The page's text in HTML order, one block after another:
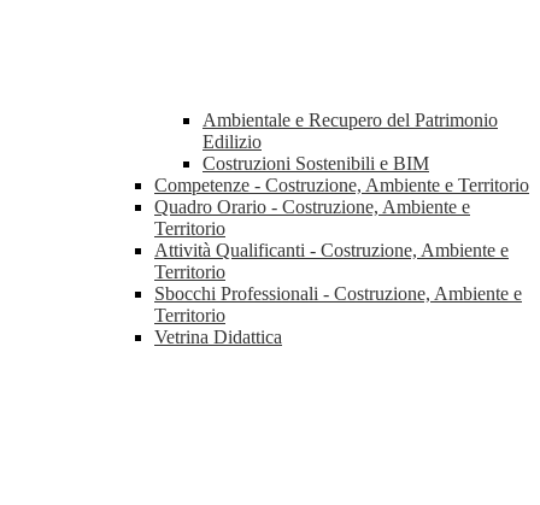
Ambientale e Recupero del Patrimonio
Edilizio
Costruzioni Sostenibili e BIM
Competenze - Costruzione, Ambiente e Territorio
Quadro Orario - Costruzione, Ambiente e
Territorio
Attività Qualificanti - Costruzione, Ambiente e
Territorio
Sbocchi Professionali - Costruzione, Ambiente e
Territorio
Vetrina Didattica